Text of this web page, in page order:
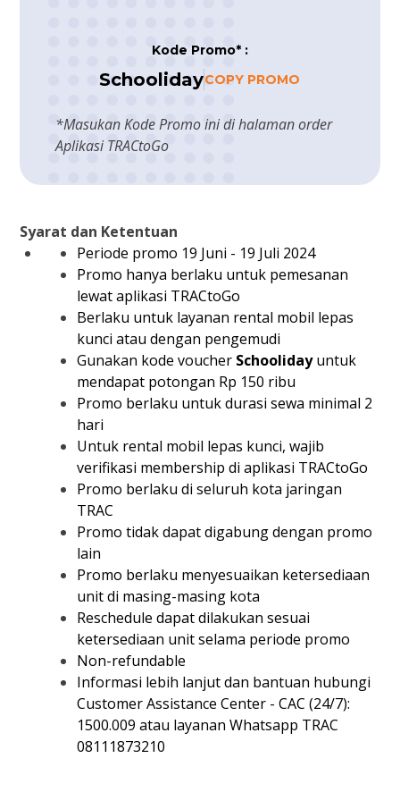
Kode Promo* :
SchoolidayCOPY PROMO
*Masukan Kode Promo ini di halaman order
Aplikasi TRACtoGo
Syarat dan Ketentuan
Periode promo 19 Juni - 19 Juli 2024
Promo hanya berlaku untuk pemesanan
lewat aplikasi TRACtoGo
Berlaku untuk layanan rental mobil lepas
kunci atau dengan pengemudi
Gunakan kode voucher Schoolidayuntuk
mendapat potongan Rp 150 ribu
Promo berlaku untuk durasi sewa minimal 2
hari
Untuk rental mobil lepas kunci, wajib
verifikasi membership di aplikasi TRACtoGo
Promo berlaku di seluruh kota jaringan
TRAC
Promo tidak dapat digabung dengan promo
lain
Promo berlaku menyesuaikan ketersediaan
unit di masing-masing kota
Reschedule dapat dilakukan sesuai
ketersediaan unit selama periode promo
Non-refundable
Informasi lebih lanjut dan bantuan hubungi
Customer Assistance Center - CAC (24/7):
1500.009 atau layanan Whatsapp TRAC
08111873210